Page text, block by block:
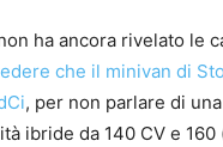
ha ancora rivelato le
che il minivan di
, per non parlare di una
ibride da 140 CV e